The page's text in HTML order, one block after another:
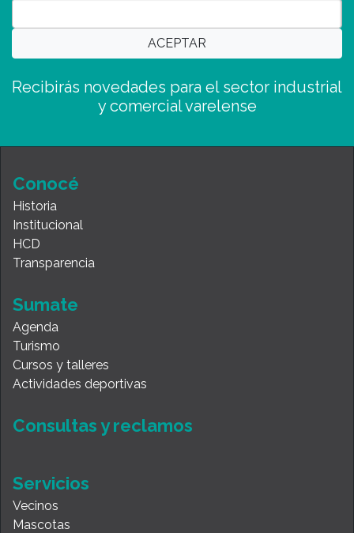
Recibirás novedades para el sector industrial
y comercial varelense
Conocé
Historia
Institucional
HCD
Transparencia
Sumate
Agenda
Turismo
Cursos y talleres
Actividades deportivas
Consultas y reclamos
Servicios
Vecinos
Mascotas